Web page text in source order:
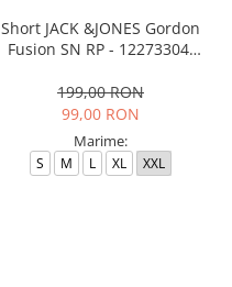
Short JACK &JONES Gordon
Fusion SN RP - 12273304-
199,00 RON
99,00 RON
Marime:
S M L XL XXL